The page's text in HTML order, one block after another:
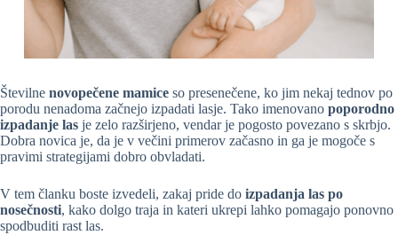
Številne novopečene mamice so presenečene, ko jim nekaj tednov po
porodu nenadoma začnejo izpadati lasje. Tako imenovano poporodno
izpadanje las je zelo razširjeno, vendar je pogosto povezano s skrbjo.
Dobra novica je, da je v večini primerov začasno in ga je mogoče s
pravimi strategijami dobro obvladati.
V tem članku boste izvedeli, zakaj pride do izpadanja las po
nosečnosti, kako dolgo traja in kateri ukrepi lahko pomagajo ponovno
spodbuditi rast las.